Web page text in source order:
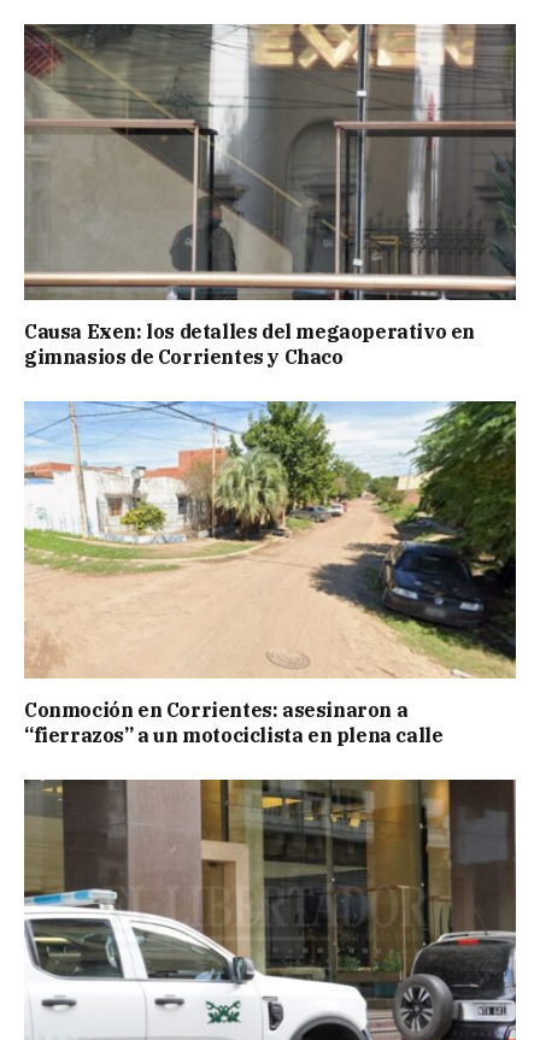
Causa Exen: los detalles del megaoperativo en
gimnasios de Corrientes y Chaco
Conmoción en Corrientes: asesinaron a
“fierrazos” a un motociclista en plena calle